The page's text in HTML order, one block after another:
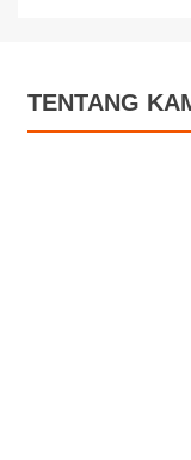
TENTANG